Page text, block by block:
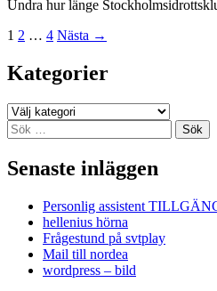
Undra hur länge
Inläggsnavigering
1 2 … 4 Nästa →
Kategorier
Kategorier
Sök
efter:
Senaste inläggen
Personlig assistent
hellenius hörna
Frågestund på svtplay
Mail till nordea
wordpress – bild